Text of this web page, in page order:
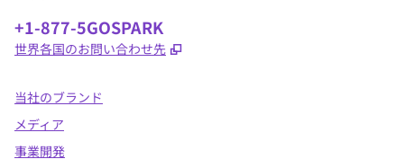
電話番号：
+1-877-5GOSPARK
世界各国のお問い合わせ先 ,
当社のブランド
メディア
事業開発